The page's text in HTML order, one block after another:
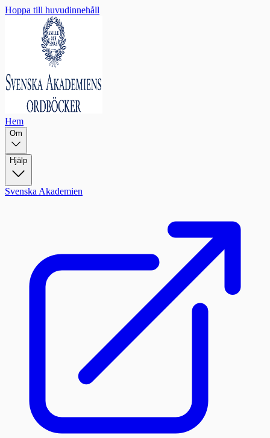
Hoppa till huvudinnehåll
Hem
Om
Hjälp
Svenska Akademien